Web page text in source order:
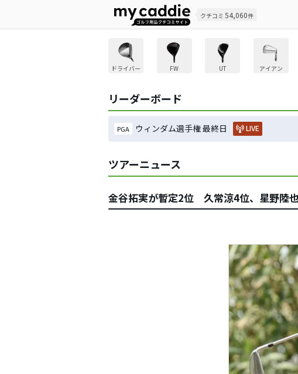
クチコミ 54,060件
ドライバー FW UT アイアン
リーダーボード
PGA ウィンダム選手権 最終日 LIVE
ツアーニュース
金谷拓実が暫定2位 久常涼4位、星野陸